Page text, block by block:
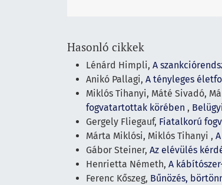
Hasonló cikkek
Lénárd Himpli, A
Anikó Pallagi, A tényleges
Miklós Tihanyi, Máté Sivadó,
fogvatartottak körében ,
Gergely Fliegauf, Fiatalkorú
Márta Miklósi, Miklós Tihanyi ,
Gábor Steiner, Az elévülés
Henrietta Németh, A
Ferenc Kőszeg, Bűnözés,